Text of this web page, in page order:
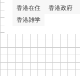
香港在住
香港政府
香港雑学